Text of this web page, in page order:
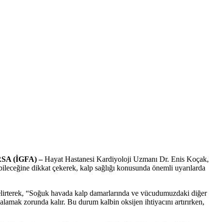
(İGFA) –Hayat Hastanesi Kardiyoloji Uzmanı Dr. Enis Koçak,
dikkat çekerek, kalp sağlığı konusunda önemli uyarılarda
“Soğuk havada kalp damarlarında ve vücudumuzdaki diğer
zorunda kalır. Bu durum kalbin oksijen ihtiyacını artırırken,